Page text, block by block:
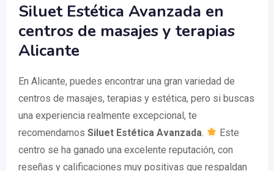
Siluet Estética Avanzada en
centros de masajes y terapias
Alicante
En Alicante, puedes encontrar una gran variedad de
centros de masajes, terapias y estética, pero si buscas
una experiencia realmente excepcional, te
recomendamos Siluet Estética Avanzada.
Este
centro se ha ganado una excelente reputación, con
reseñas y calificaciones muy positivas que respaldan